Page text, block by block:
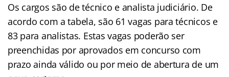
Os cargos são de técnico e analista judiciário. De
acordo com a tabela, são 61 vagas para técnicos e
83 para analistas. Estas vagas poderão ser
preenchidas por aprovados em concurso com
prazo ainda válido ou por meio de abertura de um